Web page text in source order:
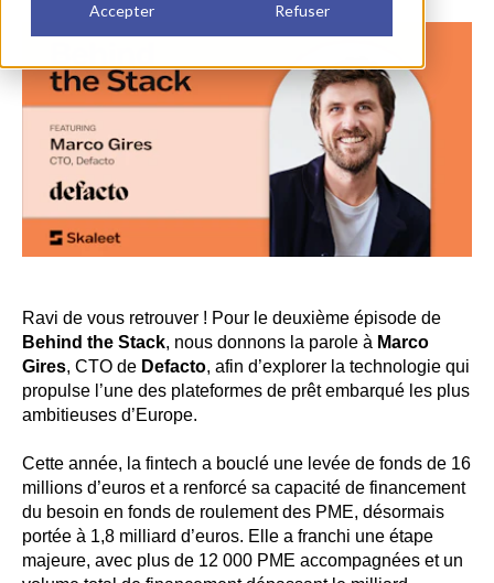
Accepter Refuser
Ravi de vous retrouver ! Pour le deuxième épisode de
Behind the Stack, nous donnons la parole à Marco
Gires, CTO de Defacto, afin d’explorer la technologie qui
propulse l’une des plateformes de prêt embarqué les plus
ambitieuses d’Europe.
Cette année, la fintech a bouclé une levée de fonds de 16
millions d’euros et a renforcé sa capacité de financement
du besoin en fonds de roulement des PME, désormais
portée à 1,8 milliard d’euros. Elle a franchi une étape
majeure, avec plus de 12 000 PME accompagnées et un